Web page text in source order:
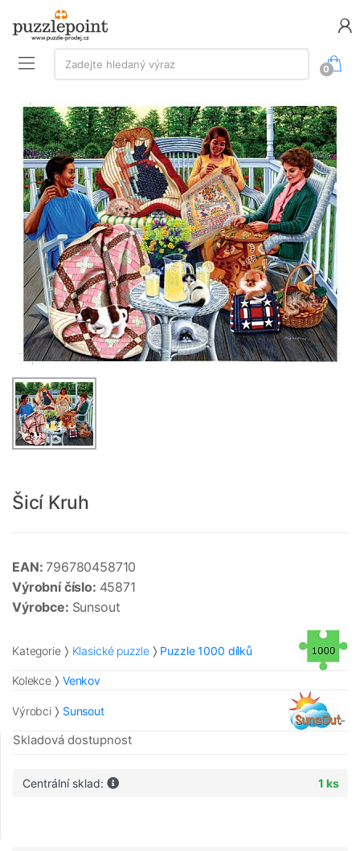
Vyhledávání:
Zadejte hledaný výraz
0
Šicí Kruh
EAN: 796780458710
Výrobní číslo: 45871
Výrobce: Sunsout
Kategorie Klasické puzzle Puzzle 1000 dílků
Kolekce Venkov
Výrobci Sunsout
Skladová dostupnost
Centrální sklad: 1 ks